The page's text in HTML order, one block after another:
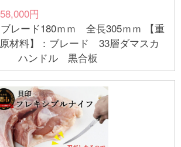
円
レード180ｍｍ 全長305ｍｍ 【重
材料】：ブレード 33層ダマスカ
ハンドル 黒合板